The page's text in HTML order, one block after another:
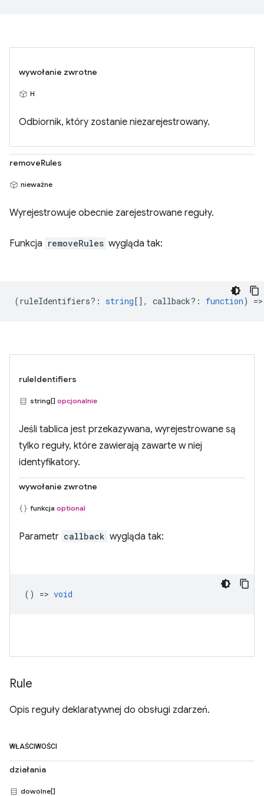
wywołanie zwrotne
H
Odbiornik, który zostanie niezarejestrowany.
removeRules
nieważne
Wyrejestrowuje obecnie zarejestrowane reguły.
Funkcja removeRules wygląda tak:
(ruleIdentifiers? : string[], callback? : function)
ruleIdentifiers
string[] opcjonalnie
Jeśli tablica jest przekazywana, wyrejestrowane są
tylko reguły, które zawierają zawarte w niej
identyfikatory.
wywołanie zwrotne
funkcja optional
Parametr callback wygląda tak:
() => void
Rule
Opis reguły deklaratywnej do obsługi zdarzeń.
WŁAŚCIWOŚCI
działania
dowolne[]